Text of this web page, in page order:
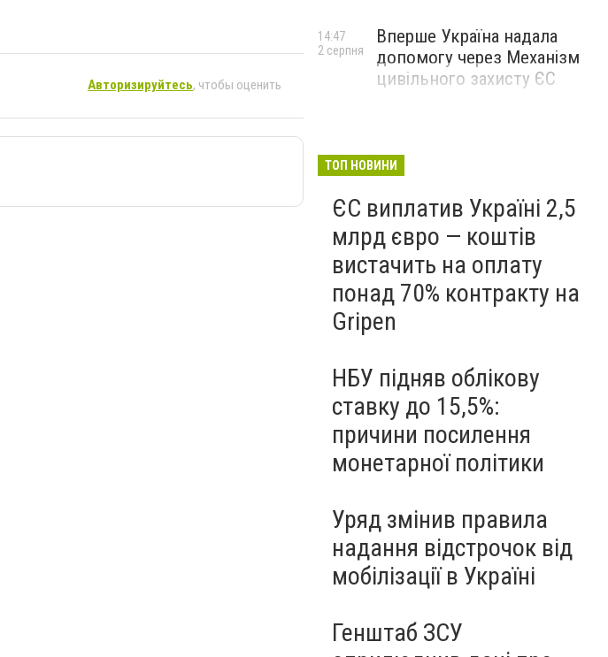
Авторизируйтесь, чтобы оценить
Вперше Україна надала
допомогу через Механізм
цивільного захисту ЄС
14:47
2 серпня
ТОП НОВИНИ
ЄС виплатив Україні 2,5
млрд євро — коштів
вистачить на оплату
понад 70% контракту на
Gripen
НБУ підняв облікову
ставку до 15,5%:
причини посилення
монетарної політики
Уряд змінив правила
надання відстрочок від
мобілізації в Україні
Генштаб ЗСУ